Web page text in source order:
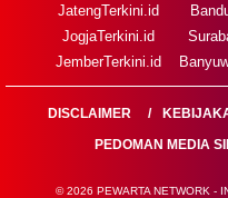
JatengTerkini.id
JogjaTerkini.id
JemberTerkini.id
DISCLAIMER
PEDOMAN MEDIA
© 2026 PEWARTA NETWORK -